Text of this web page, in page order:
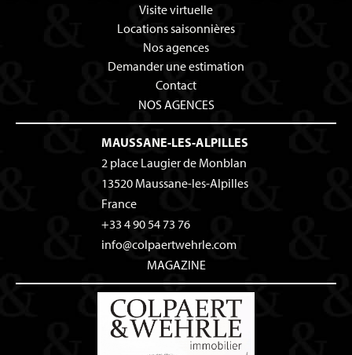
Visite virtuelle
Locations saisonnières
Nos agences
Demander une estimation
Contact
NOS AGENCES
MAUSSANE-LES-ALPILLES
2 place Laugier de Monblan
13520 Maussane-les-Alpilles
France
+33 4 90 54 73 76
info@colpaertwehrle.com
MAGAZINE